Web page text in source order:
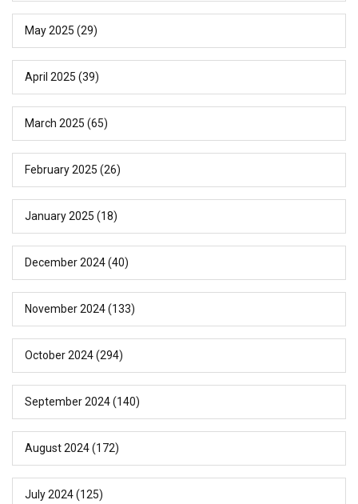
May 2025 (29)
April 2025 (39)
March 2025 (65)
February 2025 (26)
January 2025 (18)
December 2024(40)
November 2024(133)
October 2024(294)
September 2024(140)
August 2024(172)
July 2024(125)